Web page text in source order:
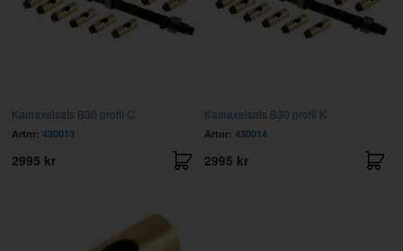
Kamaxelsats B30 profil C
Artnr: 430013
2995 kr
Kamaxelsats B30 profil K
Artnr: 430014
2995 kr